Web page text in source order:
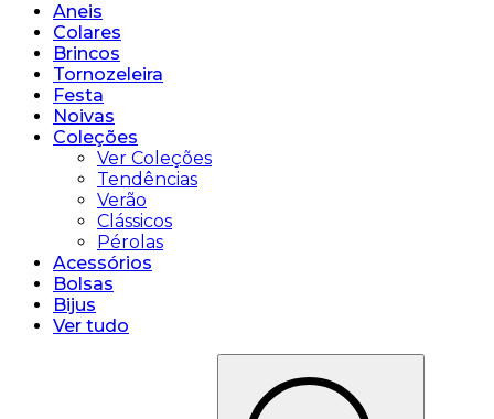
Aneis
Colares
Brincos
Tornozeleira
Festa
Noivas
Coleções
Ver Coleções
Tendências
Verão
Clássicos
Pérolas
Acessórios
Bolsas
Bijus
Ver tudo